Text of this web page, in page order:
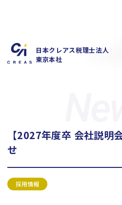
日本クレアス税理士法人
東京本社
お知らせ
新卒採用情報
【2027年度
【2027年度卒 会社説明
せ
採用情報